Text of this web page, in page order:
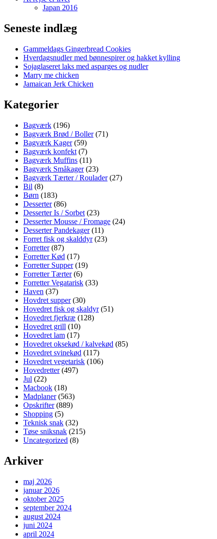
Japan 2016
Seneste indlæg
Gammeldags Gingerbread Cookies
Hverdagsnudler med bønnespirer og hakket kylling
Sojaglaseret laks med asparges og nudler
Marry me chicken
Jamaican Jerk Chicken
Kategorier
Bagværk (196)
Bagværk Brød / Boller(71)
Bagværk Kager(59)
Bagværk konfekt (7)
Bagværk Muffins (11)
Bagværk Småkager(23)
Bagværk Tærter / Roulader(27)
Bil (8)
Børn (183)
Desserter(86)
Desserter Is / Sorbet (23)
Desserter Mousse / Fromage (24)
Desserter Pandekager(11)
Forret fisk og skalddyr(23)
Forretter(87)
Forretter Kød (17)
Forretter Supper(19)
Forretter Tærter(6)
Forretter Vegatarisk (33)
Haven (37)
Hovdret supper(30)
Hovedret fisk og skaldyr(51)
Hovedret fjerkræ (128)
Hovedret grill (10)
Hovedret lam (17)
Hovedret oksekød / kalvekød (85)
Hovedret svinekød (117)
Hovedret vegetarisk (106)
Hovedretter(497)
Jul (22)
Macbook (18)
Madplaner(563)
Opskrifter(889)
Shopping (5)
Teknisk snak (32)
Tøse sniksnak (215)
Uncategorized (8)
Arkiver
maj 2026
januar 2026
oktober 2025
september 2024
august 2024
juni 2024
april 2024